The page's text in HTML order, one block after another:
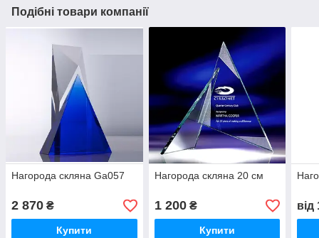
Подібні товари компанії
Нагорода скляна Ga057
2 870 ₴
Купити
Нагорода скляна 20 см
1 200₴
Купити
від